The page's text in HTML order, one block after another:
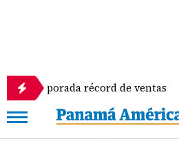
récord de ventas